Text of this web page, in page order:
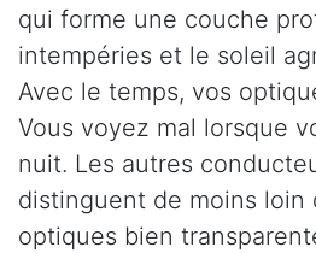
qui forme une couche
intempéries et le soleil
Avec le temps, vos
Vous voyez mal lorsque
nuit. Les autres
distinguent de moins loin
optiques bien